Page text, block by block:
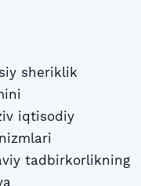
sheriklik
iqtisodiy
tadbirkorlikning